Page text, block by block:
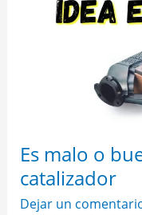
Es malo o
catalizador
Dejar un
bueno